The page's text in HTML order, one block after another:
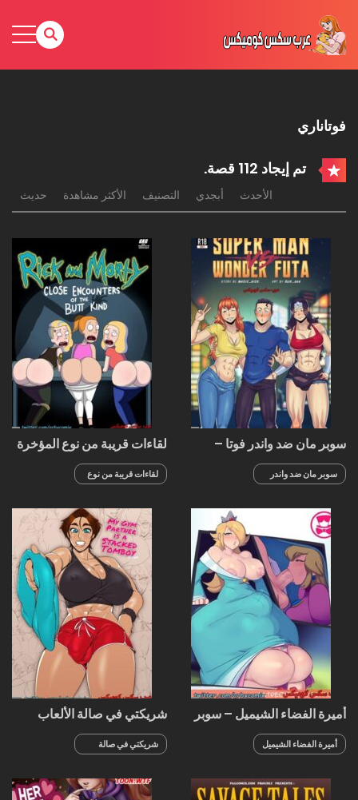
فوتاناري
تم إيجاد 112 قصة.
الأحدث أبجدي التصنيف الأكثر مشاهدة حديث
سوبر مان ضد واندر فوتا –
فرقة العدالة
سوبر مان ضد واندر
فوتا - فرقة العدالة
لقاءات قريبة من نوع المؤخرة
– ريك ومورتي
لقاءات قريبة من نوع
المؤخرة - ريك
أميرة الفضاء الشيميل – سوبر
ماريو بروز
أميرة الفضاء الشيميل
- سوبر ماريو بروز
شريكتي في صالة الألعاب
الرياضية شيميل مع قضيب
ضخم
شريكتي في صالة
الألعاب الرياضية
ضخم